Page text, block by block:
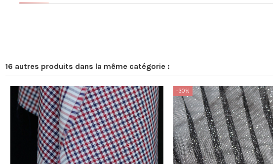
16 autres produits dans la même catégorie :
-30%